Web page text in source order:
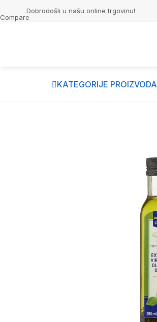
Dobrodošli u našu online trgovinu!
KATEGORIJE PROIZVODA
Compare